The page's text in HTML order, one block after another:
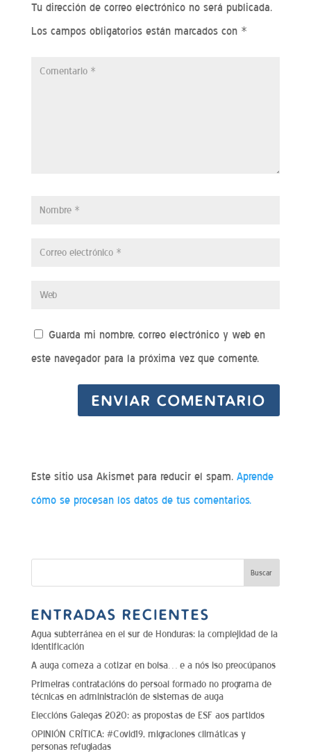
Tu dirección de correo electrónico no será publicada.
Los campos obligatorios están marcados con *
Guarda mi nombre, correo electrónico y web en
este navegador para la próxima vez que comente.
Este sitio usa Akismet para reducir el spam. Aprende
cómo se procesan los datos de tus comentarios.
ENTRADAS RECIENTES
Agua subterránea en el sur de Honduras: la complejidad de la
identificación
A auga comeza a cotizar en bolsa… e a nós iso preocúpanos
Primeiras contratacións do persoal formado no programa de
técnicas en administración de sistemas de auga
Eleccións Galegas 2020: as propostas de ESF aos partidos
OPINIÓN CRÍTICA: #Covid19, migraciones climáticas y
personas refugiadas